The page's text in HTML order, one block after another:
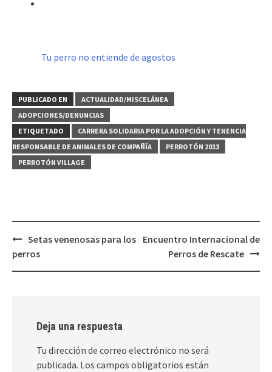
Tu perro no entiende de agostos
PUBLICADO EN
ACTUALIDAD/MISCELÁNEA
ADOPCIONES/DENUNCIAS
ETIQUETADO
CARRERA SOLIDARIA POR LA ADOPCIÓN Y TENENCIA
RESPONSABLE DE ANIMALES DE COMPAÑÍA
PERROTÓN 2013
PERROTÓN VILLAGE
Navegación
de
entradas
Setas venenosas para los
perros
Encuentro Internacional de
Perros de Rescate
Deja una respuesta
Tu dirección de correo electrónico no será
publicada. Los campos obligatorios están